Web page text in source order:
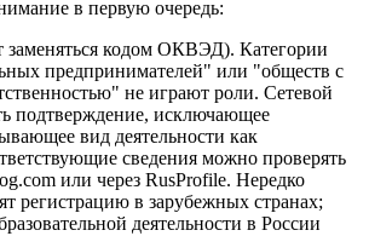
в первую очередь:
заменяться кодом ОКВЭД). Категории
предпринимателей" или "обществ с
не играют роли. Сетевой
подтверждение, исключающее
вид деятельности как
сведения можно проверять
или через RusProfile. Нередко
регистрацию в зарубежных странах;
деятельности в России